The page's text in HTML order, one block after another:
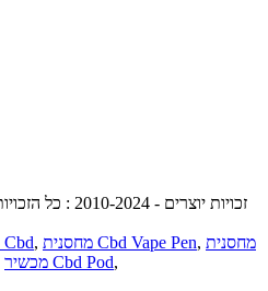
© זכויות יוצרים - 2010-2024 : כל הזכויות שמורות.
עט מחסנית Cbd, מחסנית Cbd Vape Pen, מחסנית
מכשיר Cbd Pod,